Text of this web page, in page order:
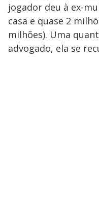
jogador deu à ex-
casa e quase 2
milhões). Uma
advogado, ela se